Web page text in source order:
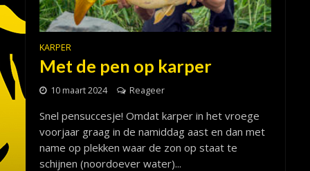
KARPER
Met de pen op karper
10 maart 2024 Reageer
Snel pensuccesje! Omdat karper in het vroege
voorjaar graag in de namiddag aast en dan met
name op plekken waar de zon op staat te
schijnen (noordoever water)...